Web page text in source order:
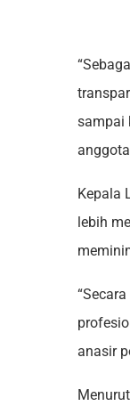
sampai
Kepala
lebih
anasir